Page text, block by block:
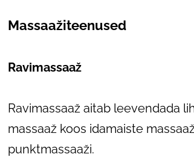
Massaažiteenused
Ravimassaaž
Ravimassaaž aitab leevendada
massaaž koos idamaiste
punktmassaaži.